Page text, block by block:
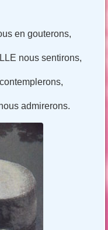
en gouterons,
nous sentirons,
admirerons.